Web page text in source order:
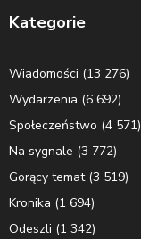
Kategorie
Wiadomości (13 276)
Wydarzenia (6 692)
Społeczeństwo (4 571)
Na sygnale (3 772)
Gorący temat(3 519)
Kronika (1 694)
Odeszli (1 342)